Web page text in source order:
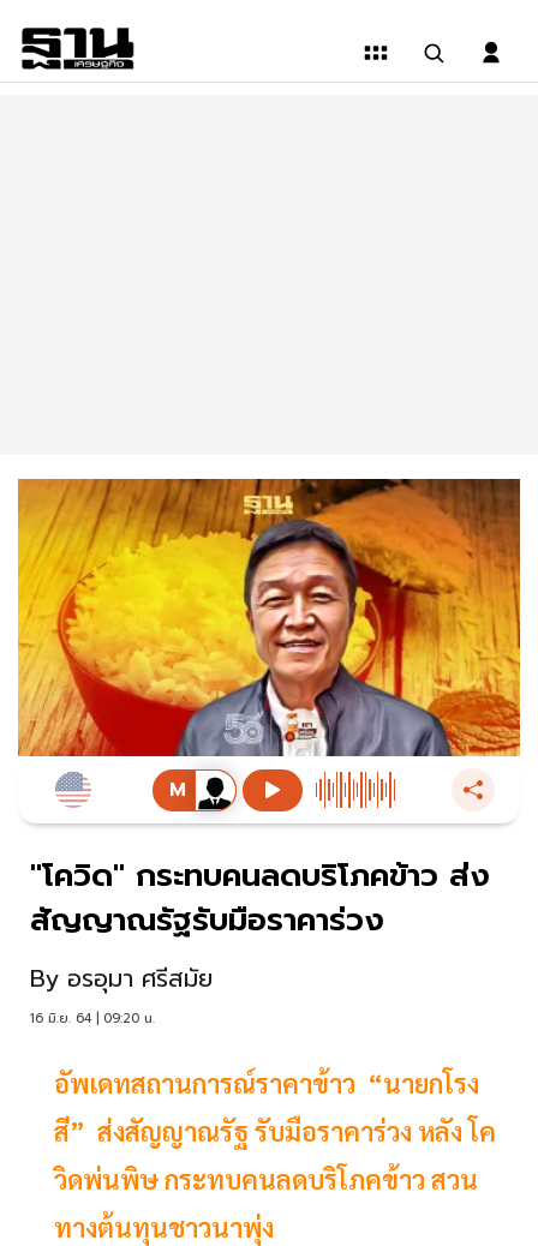
"โควิด" กระทบคนลดบริโภคข้าว ส่ง
สัญญาณรัฐรับมือราคาร่วง
By อรอุมา ศรีสมัย
16 มิ.ย. 64 | 09:20 น.
อัพเดทสถานการณ์ราคาข้าว “นายกโรง
สี” ส่งสัญญาณรัฐ รับมือราคาร่วง หลัง โค
วิดพ่นพิษ กระทบคนลดบริโภคข้าว สวน
ทางต้นทุนชาวนาพุ่ง